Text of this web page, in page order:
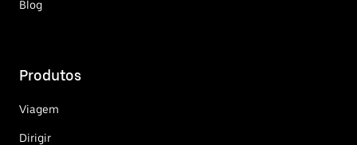
Blog
Produtos
Viagem
Dirigir